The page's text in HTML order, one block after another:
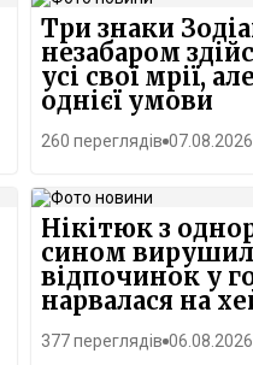
Три знаки
незабаром
усі свої мрії,
однієї умови
260 переглядів
Нікітюк з
сином
відпочинок у
нарвалася на
377 переглядів